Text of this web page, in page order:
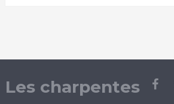
Les charpentes